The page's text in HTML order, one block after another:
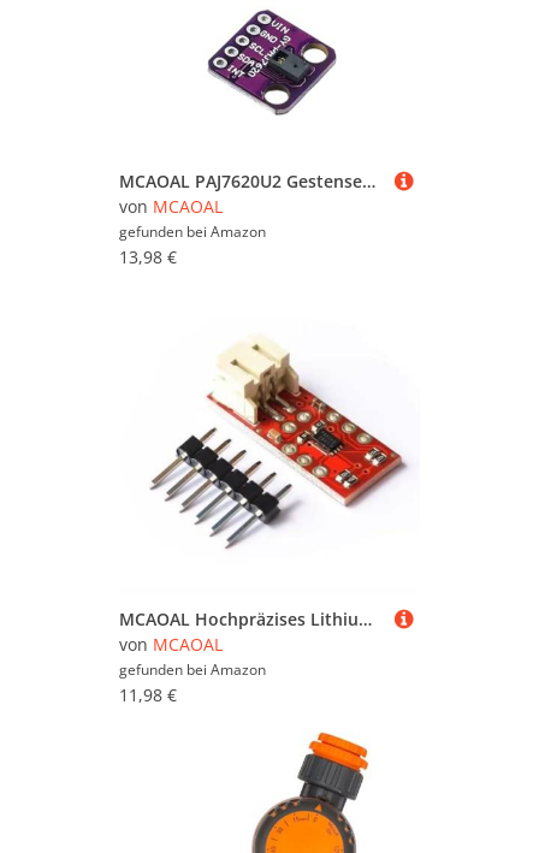
MCAOAL PAJ7620U2 Gestensensoren Board Gestenerkennungssensoren Für Projekte Mit 9 Bewegungserkennung Schnelle Antworten
von MCAOAL
gefunden bei Amazon
13,98 €
MCAOAL Hochpräzises Lithiumbatterie Leistungssensor Erkennungsmodul Für Gadgets Projekte
von MCAOAL
gefunden bei Amazon
11,98 €